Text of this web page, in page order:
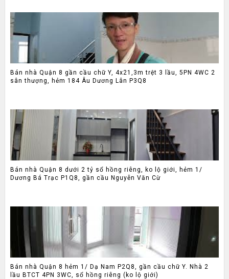
Bán nhà Quận 8 gần cầu chữ Y, 4x21,3m trệt 3 lầu, 5PN 4WC 2
sân thượng, hẻm 184 Âu Dương Lân P3Q8
Bán nhà Quận 8 dưới 2 tỷ sổ hồng riêng, ko lộ giới, hẻm 1/
Dương Bá Trạc P1Q8, gần cầu Nguyễn Văn Cừ
Bán nhà Quận 8 hẻm 1/ Dạ Nam P2Q8, gần cầu chữ Y. Nhà 2
lầu BTCT 4PN 3WC, sổ hồng riêng (ko lộ giới)